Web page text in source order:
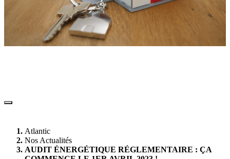
Atlantic
Nos Actualités
AUDIT ÉNERGÉTIQUE RÉGLEMENTAIRE : ÇA